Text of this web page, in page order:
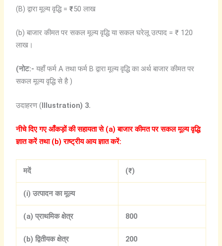
(B) द्वारा मूल्य वृद्धि = ₹50 लाख
(b) बाजार कीमत पर सकल मूल्य वृद्धि या सकल घरेलू उत्पाद = ₹ 120
लाख।
(नोट:- यहाँ फर्म A तथा फर्म B द्वारा मूल्य वृद्धि का अर्थ बाजार कीमत पर
सकल मूल्य वृद्धि से है )
उदाहरण (Illustration) 3.
नीचे दिए गए आँकड़ों की सहायता से (a) बाजार कीमत पर सकल मूल्य वृद्धि
ज्ञात करें तथा (b) राष्ट्रीय आय ज्ञात करें:
मदें (₹)
(i) उत्पादन का मूल्य
(a) प्राथमिक क्षेत्र 800
(b) द्वितीयक क्षेत्र 200